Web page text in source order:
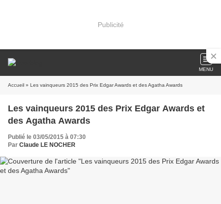
Publicité
MENU
Accueil » Les vainqueurs 2015 des Prix Edgar Awards et des Agatha Awards
Les vainqueurs 2015 des Prix Edgar Awards et
des Agatha Awards
Publié le 03/05/2015 à 07:30
Par Claude LE NOCHER